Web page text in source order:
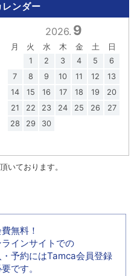
ンダー
2026. 9
月 火 水 木 金 土
日
1
2 3 4 5
6
7
8 9 10 11 12
13
14
15 16 17 18 19
20
21
22 23 24 25 26
27
28
29 30
いております。
無料！
ラインサイトでの
予約にはTamca会員登録
です。